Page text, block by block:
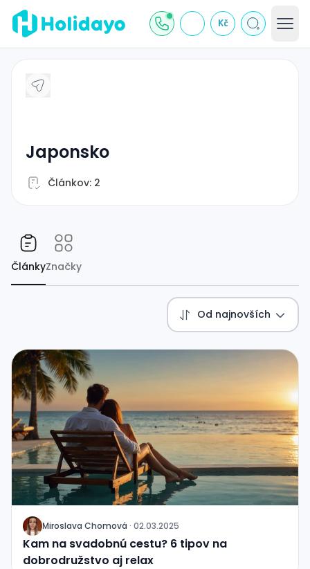
Kč
japonsko
Článkov: 2
ČlánkyZnačky
Od najnovších
J Miroslava Chomová · 02.03.2025
Kam na svadobnú cestu? 6 tipov na
dobrodružstvo aj relax